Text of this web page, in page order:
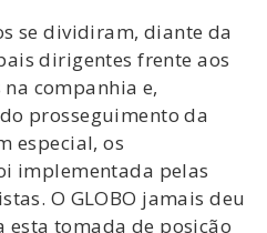
se dividiram, diante da
dirigentes frente aos
companhia e,
prosseguimento da
especial, os
implementada pelas
O GLOBO jamais deu
tomada de posição